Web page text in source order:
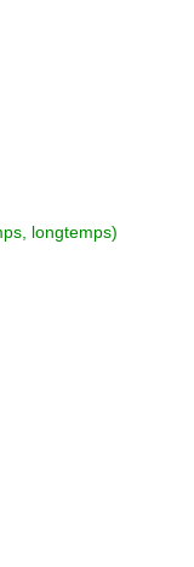
longtemps)